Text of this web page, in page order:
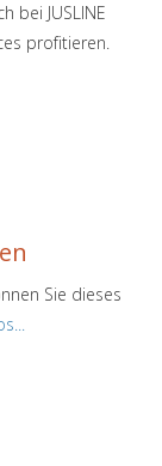
bei JUSLINE
profitieren.
Sie dieses